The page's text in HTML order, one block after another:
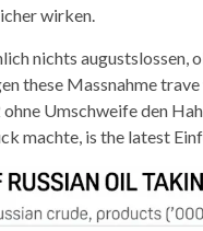
wirken.
nichts augustslossen,
these Massnahme
Umschweife den
machte, is the latest